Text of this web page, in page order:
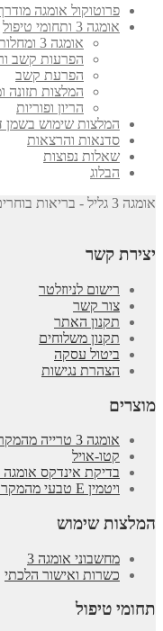
פרוטוקול אומגה
אומגה 3 ותחומי טיפול
אומגה 3 ומחלות שונות
הפרעות קשב
הפרעת קשב
המלצות תזונה
הריון ופוריות
המלצות שימוש בשמן
סדנאות והרצאות
שאלות נפוצות
הבלוג
אומגה 3 גליל - בריאות בוחרים בתזונה
יצירת קשר
רישום לניוזלטר
צור קשר
תקנון האתר
תקנון משלוחים
ביטול עסקה
הצהרת נגישות
מוצרים
אומגה 3 טרייה מהמקרר
קטו-אויל
בדיקת אינדקס אומגה 3
ויטמין E טבעי מהמקרר
המלצות שימוש
מחשבוני אומגה 3
כשרות ואישור הלכתי
תחומי טיפול